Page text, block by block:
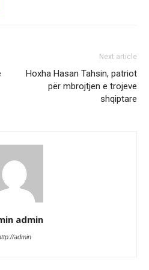
Next article
Hoxha Hasan Tahsin, patriot
për mbrojtjen e trojeve
shqiptare
admin
admin